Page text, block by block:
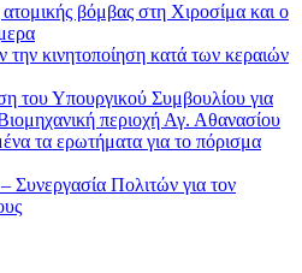
βόμβας στη Χιροσίμα και ο
την κινητοποίηση κατά των κεραιών
του Υπουργικού Συμβουλίου για
περιοχή Αγ. Αθανασίου
τα ερωτήματα για το πόρισμα
Πολιτών για τον